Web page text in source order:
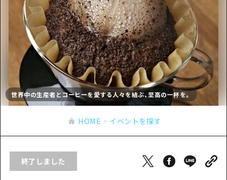
おすすめ
アート
イベント・祭り
グルメ・酒
サイクリング
ショッピング
ナイトライフ
世界遺産
モデルコース一覧
Dive! Hiroshima 公式ガイド
広島もしもトラベル
あたらしい非日常
広島市周辺
安芸
備後
スポット・体験
スポット・体験一覧
広島市周辺
安芸
備後
備北
宮島周辺
イベント
旬情報
お役立ち情報
アクセス
二次交通まとめ
HOME
HOME イベントを探す
終了しました
世界中の生産者とコーヒーを愛する人々を結ぶ、至高の一杯を。